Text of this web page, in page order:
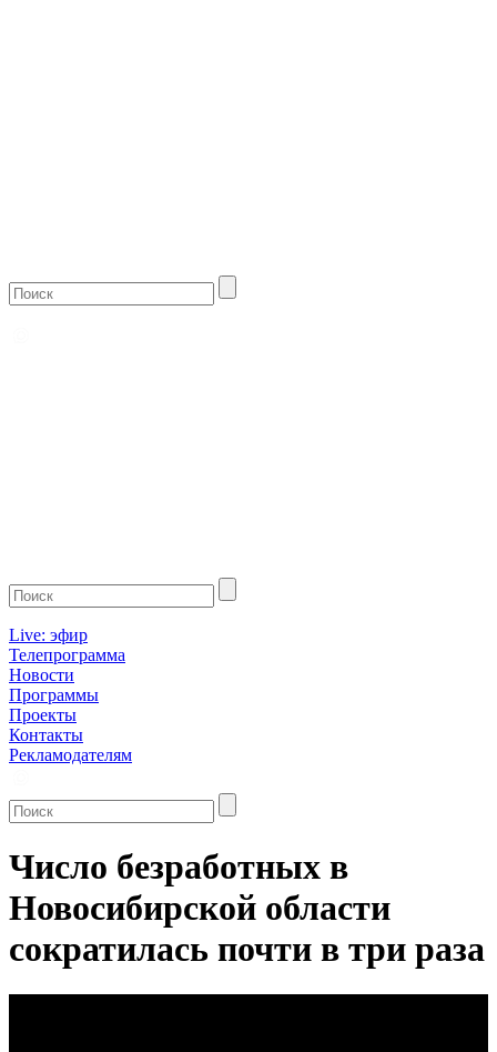
Live: эфир
Телепрограмма
Новости
Программы
Проекты
Контакты
Рекламодателям
Число безработных в
Новосибирской области
сократилась почти в три раза